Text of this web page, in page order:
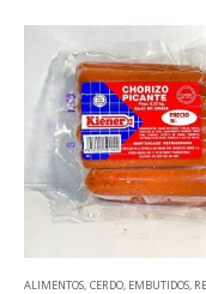
ALIMENTOS, CERDO, EMBUTIDOS,